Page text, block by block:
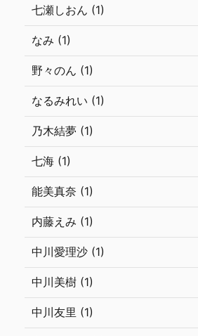
七瀬しおん (1)
なみ (1)
野々のん (1)
なるみれい (1)
乃木結夢 (1)
七海 (1)
能美真奈 (1)
内藤えみ (1)
中川愛理沙 (1)
中川美樹 (1)
中川友里 (1)